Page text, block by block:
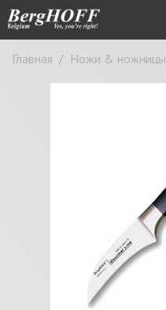
Главная / Ножи & ножницы